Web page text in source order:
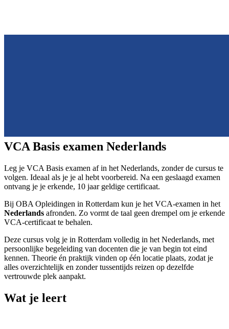
VCA Basis examen Nederlands
Leg je VCA Basis examen af in het Nederlands, zonder de cursus te
volgen. Ideaal als je je al hebt voorbereid. Na een geslaagd examen
ontvang je je erkende, 10 jaar geldige certificaat.
Bij OBA Opleidingen in Rotterdam kun je het VCA-examen in het
Nederlands afronden. Zo vormt de taal geen drempel om je erkende
VCA-certificaat te behalen.
Deze cursus volg je in Rotterdam volledig in het Nederlands, met
persoonlijke begeleiding van docenten die je van begin tot eind
kennen. Theorie én praktijk vinden op één locatie plaats, zodat je
alles overzichtelijk en zonder tussentijds reizen op dezelfde
vertrouwde plek aanpakt.
Wat je leert